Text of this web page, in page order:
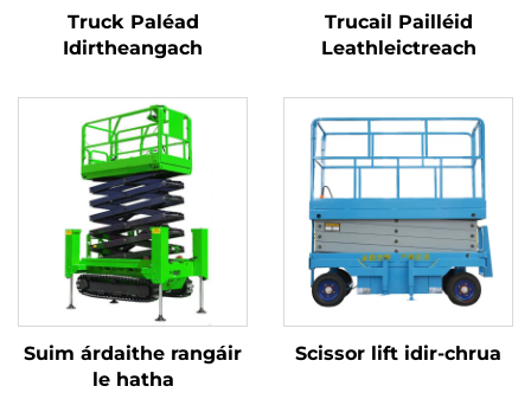
Truck Paléad
Idirtheangach
Trucail Pailléid
Leathleictreach
Suim árdaithe rangáir
le hatha
Scissor lift idir-chrua